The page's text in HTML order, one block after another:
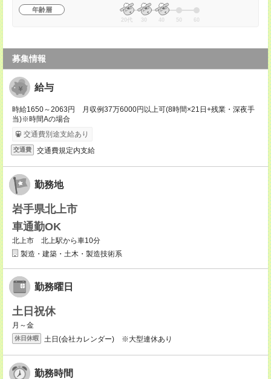
年齢層
20代 30 40 50 60
募集情報
給与
時給1650～2063円 月収例37万6000円以上可(8時間×21日+残業・深夜手
当)※時間Aの場合
交通費別途支給あり
交通費 交通費規定内支給
勤務地
岩手県北上市
車通勤OK
北上市 北上駅から車10分
製造・建築・土木・製造技術系
勤務曜日
土日祝休
月～金
休日休暇 土日(会社カレンダー) ※大型連休あり
勤務時間